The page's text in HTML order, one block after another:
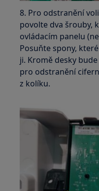
8. Pro odstranění
povolte dva šrouby,
ovládacím panelu
Posuňte spony,
ji. Kromě desky
pro odstranění
z kolíku.